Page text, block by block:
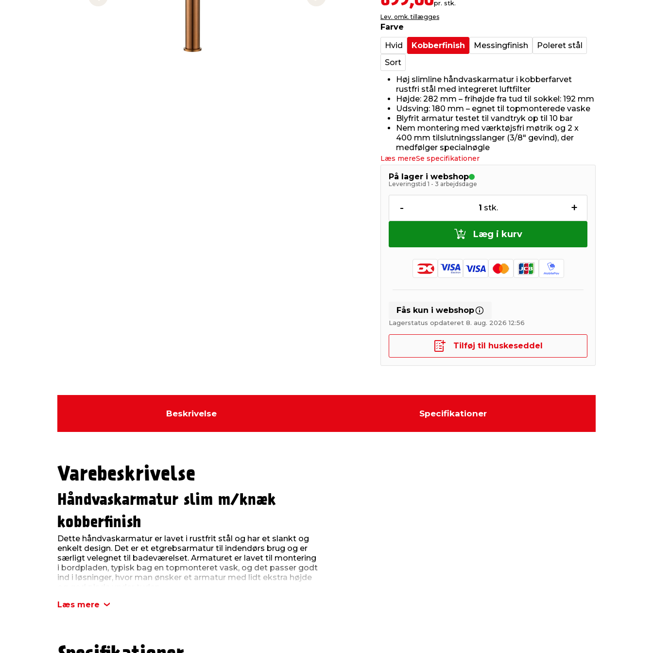
Previous slide Next slide pr. stk.
Lev. omk. tillægges
Farve
Hvid
Kobberfinish Messingfinish
Poleret stål
Sort
Høj slimline håndvaskarmatur i kobberfarvet
rustfri stål med integreret luftfilter
Højde: 282 mm – frihøjde fra tud til sokkel: 192 mm
Udsving: 180 mm – egnet til topmonterede vaske
Blyfrit armatur testet til vandtryk op til 10 bar
Nem montering med værktøjsfri møtrik og 2 x
400 mm tilslutningsslanger (3/8" gevind), der
medfølger specialnøgle
Læs mereSe specifikationer
På lager i webshop
Leveringstid 1 - 3 arbejdsdage
- 1 stk. +
Læg i kurv
Fås kun i webshop
Lagerstatus opdateret 8. aug. 2026 12:56
Tilføj til huskeseddel
Beskrivelse Specifikationer
Varebeskrivelse
Håndvaskarmatur slim m/knæk
kobberfinish
Dette håndvaskarmatur er lavet i rustfrit stål og har et slankt og
enkelt design. Det er et etgrebsarmatur til indendørs brug og er
særligt velegnet til badeværelset. Armaturet er lavet til montering
i bordpladen, typisk bag en topmonteret vask, og det passer godt
ind i løsninger, hvor man ønsker et armatur med lidt ekstra højde
Armaturet har en totalhøjde på 282 mm og en frihøjde på 192 mm
Læs mere